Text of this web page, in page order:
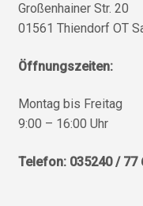
Großenhainer Str. 20
01561 Thiendorf OT
Öffnungszeiten:
Montag bis Freitag
9:00 – 16:00 Uhr
Telefon: 035240 / 77